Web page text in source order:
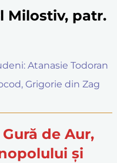
Milostiv, patr.
Atanasie Todoran
Grigorie din Zag
de Aur,
și